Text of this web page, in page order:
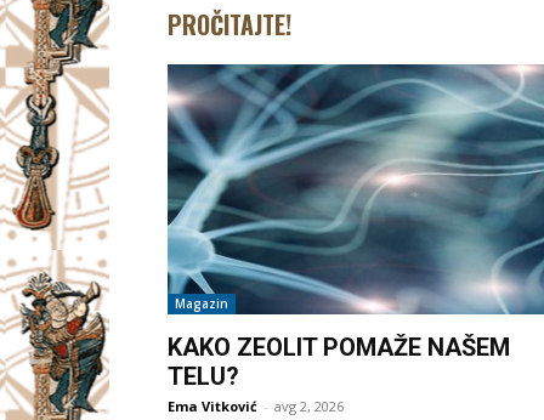
PROČITAJTE!
Magazin
KAKO ZEOLIT POMAŽE NAŠEM
TELU?
Ema Vitković - avg 2, 2026